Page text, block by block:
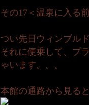
その17＜温泉に入る
つい先日ウィンブル
それに便乗して、プ
ゃいます。。。
本館の通路から見る